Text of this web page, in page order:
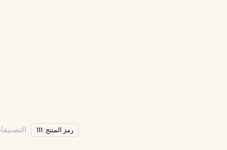
رمز المنتج: 111